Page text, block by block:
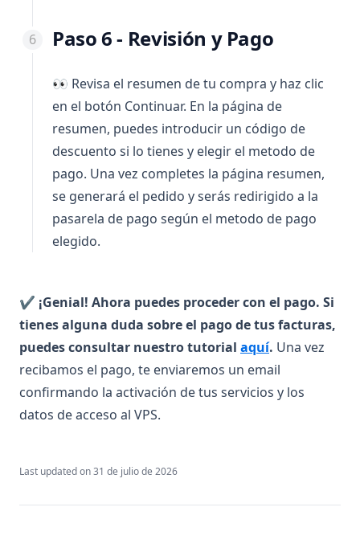
Paso 6 - Revisión y Pago
👀 Revisa el resumen de tu compra y haz clic
en el botón Continuar. En la página de
resumen, puedes introducir un código de
descuento si lo tienes y elegir el metodo de
pago. Una vez completes la página resumen,
se generará el pedido y serás redirigido a la
pasarela de pago según el metodo de pago
elegido.
✔ ¡Genial! Ahora puedes proceder con el pago. Si
tienes alguna duda sobre el pago de tus facturas,
puedes consultar nuestro tutorial aquí. Una vez
recibamos el pago, te enviaremos un email
confirmando la activación de tus servicios y los
datos de acceso al VPS.
Last updated on31 de julio de 2026